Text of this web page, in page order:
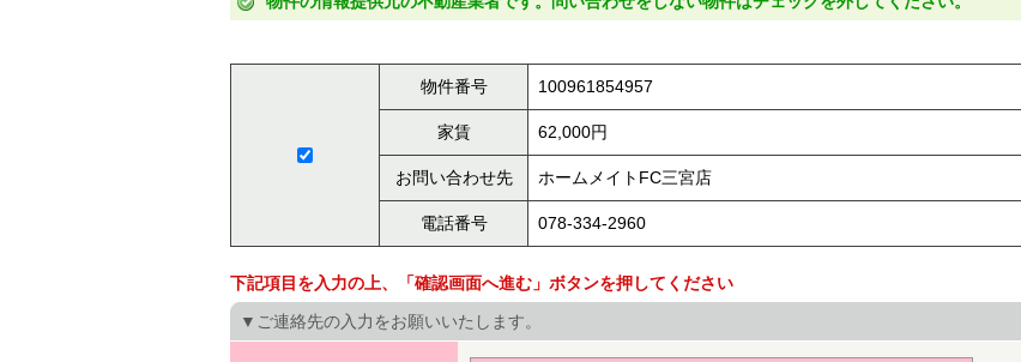
物件番号 100961854957
家賃 62,000円
お問い合わせ先 ホームメイトFC三宮店
電話番号 078-334-2960
下記項目を入力の上、「確認画面へ進む」ボタンを押してください
▼ご連絡先の入力をお願いいたします。